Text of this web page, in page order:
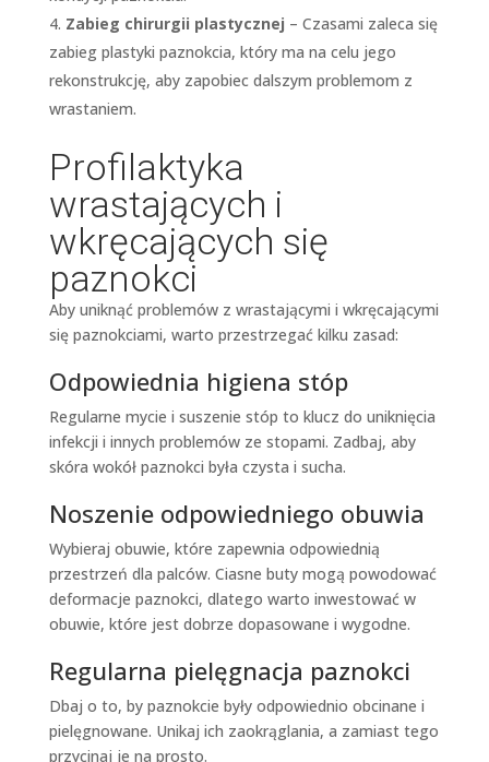
Zabieg chirurgii plastycznej – Czasami zaleca się
zabieg plastyki paznokcia, który ma na celu jego
rekonstrukcję, aby zapobiec dalszym problemom z
wrastaniem.
Profilaktyka
wrastających i
wkręcających się
paznokci
Aby uniknąć problemów z wrastającymi i wkręcającymi
się paznokciami, warto przestrzegać kilku zasad:
Odpowiednia higiena stóp
Regularne mycie i suszenie stóp to klucz do uniknięcia
infekcji i innych problemów ze stopami. Zadbaj, aby
skóra wokół paznokci była czysta i sucha.
Noszenie odpowiedniego obuwia
Wybieraj obuwie, które zapewnia odpowiednią
przestrzeń dla palców. Ciasne buty mogą powodować
deformacje paznokci, dlatego warto inwestować w
obuwie, które jest dobrze dopasowane i wygodne.
Regularna pielęgnacja paznokci
Dbaj o to, by paznokcie były odpowiednio obcinane i
pielęgnowane. Unikaj ich zaokrąglania, a zamiast tego
przycinaj je na prosto.